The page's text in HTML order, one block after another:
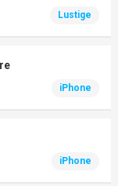
Lustige
iPhone
iPhone